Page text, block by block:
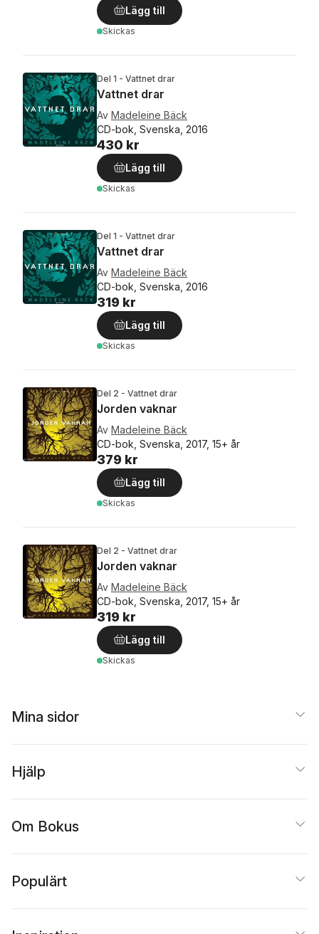
Lägg till
Skickas
Del 1 - Vattnet drar
Vattnet drar
Av Madeleine Bäck
CD-bok, Svenska, 2016
430 kr
Lägg till
Skickas
Del 1 - Vattnet drar
Vattnet drar
Av Madeleine Bäck
CD-bok, Svenska, 2016
319 kr
Lägg till
Skickas
Del 2 - Vattnet drar
Jorden vaknar
Av Madeleine Bäck
CD-bok, Svenska, 2017, 15+ år
379 kr
Lägg till
Skickas
Del 2 - Vattnet drar
Jorden vaknar
Av Madeleine Bäck
CD-bok, Svenska, 2017, 15+ år
319 kr
Lägg till
Skickas
Mina sidor
Hjälp
Om Bokus
Populärt